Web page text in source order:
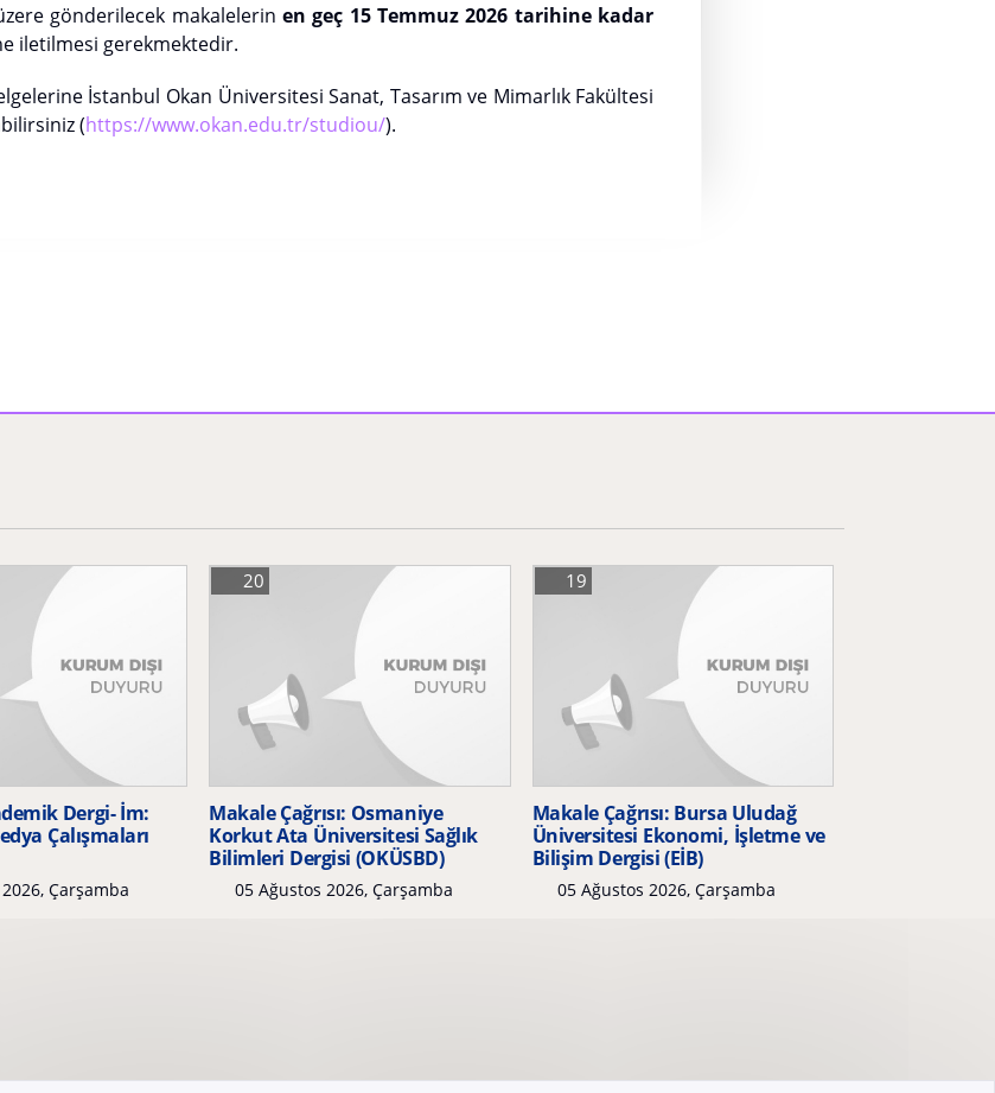
gönderilecek makalelerin en geç 15 Temmuz 2026 tarihine kadar
iletilmesi gerekmektedir.
İstanbul Okan Üniversitesi Sanat, Tasarım ve Mimarlık Fakültesi
(https://www.okan.edu.tr/studiou/).
Dergi- İm:
Çalışmaları
Çarşamba
Makale Çağrısı: Osmaniye
Korkut Ata Üniversitesi Sağlık
Bilimleri Dergisi (OKÜSBD)
05 Ağustos 2026, Çarşamba
20
Makale Çağrısı: Bursa Uludağ
Üniversitesi Ekonomi, İşletme ve
Bilişim Dergisi (EİB)
05 Ağustos 2026, Çarşamba
19